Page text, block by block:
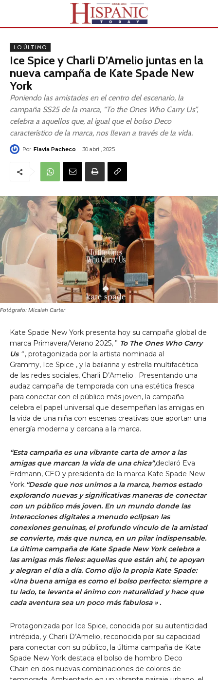
LO ÚLTIMO
Ice Spice y Charli D’Amelio juntas en la
nueva campaña de Kate Spade New
York
Poniendo las amistades en el centro del escenario, la
campaña SS25 de la marca, “To the Ones Who Carry Us”,
celebra a aquellos que, al igual que el bolso Deco
característico de la marca, nos llevan a través de la vida.
Por Flavia Pacheco 30 abril, 2025
Fotógrafo: Micaiah Carter
Kate Spade New York presenta hoy su campaña global de
marca Primavera/Verano 2025, ” To The Ones Who Carry
Us“, protagonizada por la artista nominada al
Grammy, Ice Spice , y la bailarina y estrella multifacética
de las redes sociales, Charli D’Amelio . Presentando una
audaz campaña de temporada con una estética fresca
para conectar con el público más joven, la campaña
celebra el papel universal que desempeñan las amigas en
la vida de una niña con escenas creativas que aportan una
energía moderna y cercana a la marca.
“Esta campaña es una vibrante carta de amor a las
amigas que marcan la vida de una chica”,declaró Eva
Erdmann, CEO y presidenta de la marca Kate Spade New
York.“Desde que nos unimos a la marca, hemos estado
explorando nuevas y significativas maneras de conectar
con un público más joven. En un mundo donde las
interacciones digitales a menudo eclipsan las
conexiones genuinas, el profundo vínculo de la amistad
se convierte, más que nunca, en un pilar indispensable.
La última campaña de Kate Spade New York celebra a
las amigas más fieles: aquellas que están ahí, te apoyan
y alegran el día a día. Como dijo la propia Kate Spade:
«Una buena amiga es como el bolso perfecto: siempre a
tu lado, te levanta el ánimo con naturalidad y hace que
cada aventura sea un poco más fabulosa » .
Protagonizada por Ice Spice, conocida por su autenticidad
intrépida, y Charli D’Amelio, reconocida por su capacidad
para conectar con su público, la última campaña de Kate
Spade New York destaca el bolso de hombro Deco
Chain en dos nuevas combinaciones de colores de